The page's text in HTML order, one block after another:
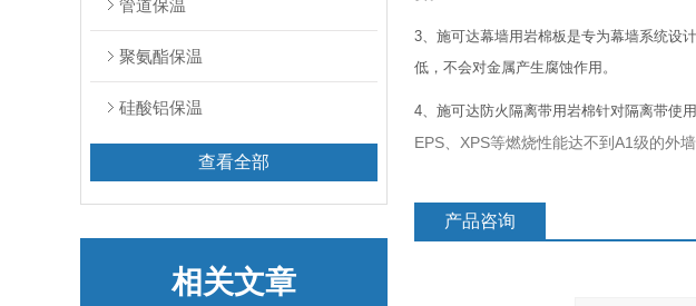
3、施可达幕墙用岩棉板是专为幕墙系统设
低，不会对金属产生腐蚀作用。
4、施可达防火隔离带用岩棉针对隔离带使
EPS、XPS等燃烧性能达不到A1级的外
产品咨询
管道保温
聚氨酯保温
硅酸铝保温
查看全部
相关文章